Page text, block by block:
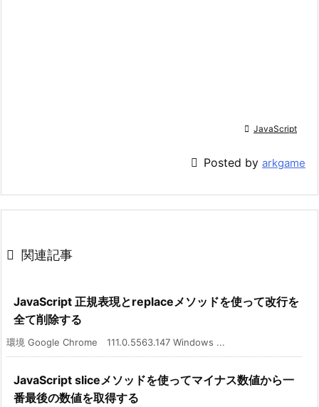
 JavaScript
 Posted by arkgame
 関連記事
JavaScript 正規表現とreplaceメソッドを使って改行を
全て削除する
環境 Google Chrome 111.0.5563.147 Windows ...
JavaScript sliceメソッドを使ってマイナス数値から一
番最後の数値を取得する